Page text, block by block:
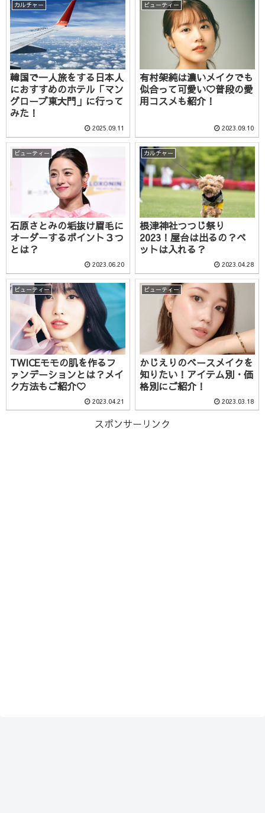
カルチャー
韓国で一人旅をする日本人
におすすめのホテル「マン
グローブ東大門」に行って
みた！
2025.09.11
ビューティー
有村架純は濃いメイクでも
似合って可愛い♡普段の愛
用コスメも紹介！
2023.09.10
ビューティー
石原さとみの垢抜け眉毛に
オーダーするポイント３つ
とは？
2023.06.20
カルチャー
根津神社つつじ祭り
2023！屋台は出るの？ペ
ットは入れる？
2023.04.28
ビューティー
TWICEモモの肌を作るフ
ァンデーションとは？メイ
ク方法もご紹介♡
2023.04.21
ビューティー
かじえりのベースメイクを
知りたい！アイテム別・価
格別にご紹介！
2023.03.18
スポンサーリンク